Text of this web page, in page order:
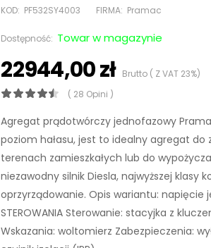
KOD: PF532SY4003 FIRMA: Pramac
Dostępność: Towar w magazynie
22944,00 złBrutto ( Z VAT 23%)
( 28 Opini )
Agregat prądotwórczy jednofazowy
poziom hałasu, jest to idealny agregat do
terenach zamieszkałych lub do
niezawodny silnik Diesla, najwyższej klasy
oprzyrządowanie. Opis wariantu: napięcie
STEROWANIA Sterowanie: stacyjka z
Wskazania: woltomierz Zabezpieczenia: